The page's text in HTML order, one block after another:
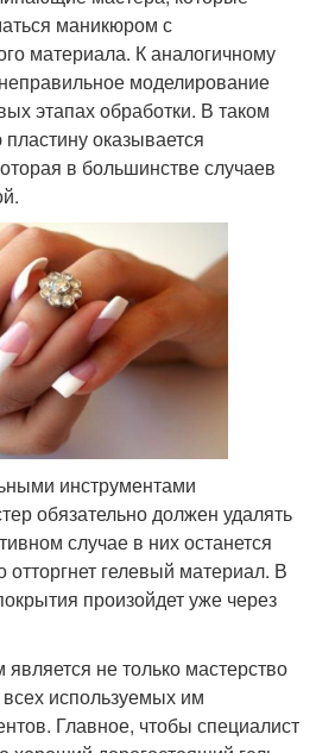
маникюром с
материала. К аналогичному
моделирование
этапах обработки. В таком
оказывается
в большинстве случаев
инструментами
обязательно должен удалять
случае в них останется
отторгнет гелевый материал. В
произойдет уже через
не только мастерство
используемых им
Главное, чтобы специалист